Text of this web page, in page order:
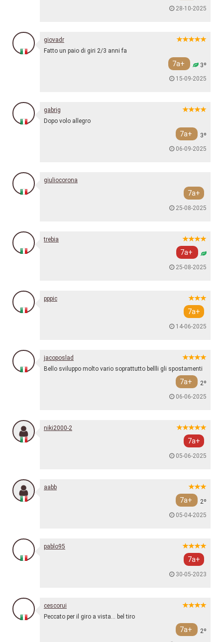
28-10-2025
giovadr
Fatto un paio di giri 2/3 anni fa
7a+
3º
15-09-2025
gabrig
Dopo volo allegro
7a+
3º
06-09-2025
giuliocorona
7a+
25-08-2025
trebia
7a+
25-08-2025
pppic
7a+
14-06-2025
jacoposlad
Bello sviluppo molto vario soprattutto bellli gli spostamenti
7a+
2º
06-06-2025
niki2000-2
7a+
05-06-2025
aabb
7a+
2º
05-04-2025
pablo95
7a+
30-05-2023
cescorui
Peccato per il giro a vista… bel tiro
7a+
2º